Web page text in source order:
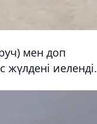
мен доп
жүлдені иеленді.